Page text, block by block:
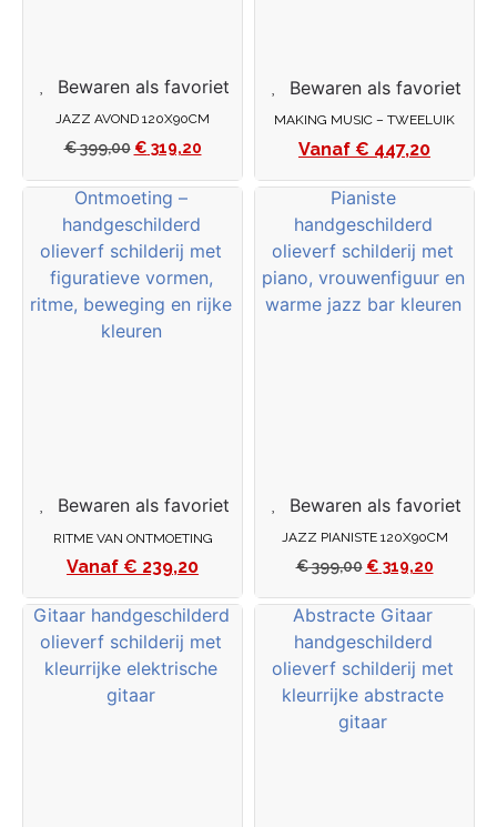
Bewaren als favoriet
JAZZ AVOND 120X90CM
€399,00 € 319,20
Bewaren als favoriet
MAKING MUSIC – TWEELUIK
€ 447,20
Bewaren als favoriet
RITME VAN ONTMOETING
€ 239,20
Bewaren als favoriet
JAZZ PIANISTE 120X90CM
€399,00 € 319,20